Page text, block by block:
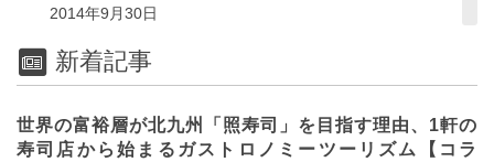
2014年9月30日
新着記事
世界の富裕層が北九州「照寿司」を目指す理由、1軒の
寿司店から始まるガストロノミーツーリズム【コラ